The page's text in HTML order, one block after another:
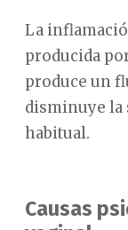
La
producida
produce un
disminuye la
habitual.
Causas